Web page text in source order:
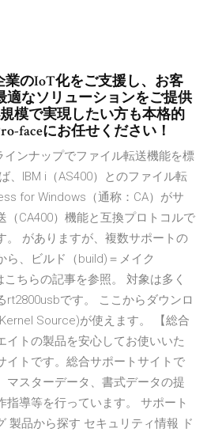
業のIoT化をご支援し、お客
適なソリューションをご提供
模で実現したい方も本格的
faceにお任せください！
ンナップでファイル転送機能を標
、IBM i（AS400）とのファイル転
for Windows（通称：CA）がサ
（CA400）機能と互換プロトコルで
。 がありますが、複数サポートの
ら、ビルド（build)＝メイク
こちらの記事を参照。 対象は多く
rt2800usbです。 ここからダウンロ
Source)が使えます。 【総合
イトの製品を安心してお使いいた
イトです。総合サポートサイトで
マスターデータ、書式データの提
指導等を行っています。 サポート
製品から探す セキュリティ情報 ド